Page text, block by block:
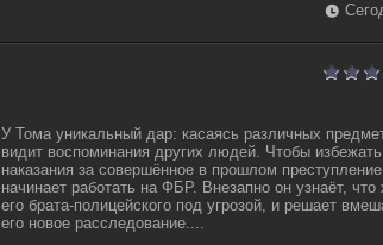
У Тома уникальный дар: касаясь различных
видит воспоминания других людей. Чтобы избежать
наказания за совершённое в прошлом
начинает работать на ФБР. Внезапно он узнаёт, что
его брата-полицейского под угрозой, и решает
его новое расследование....